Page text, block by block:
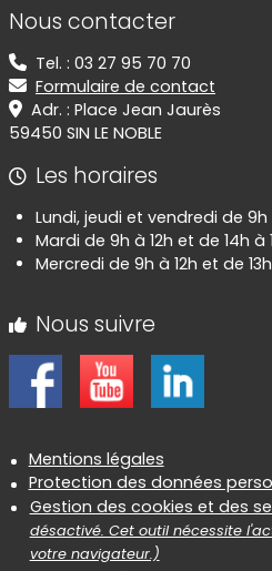
Nous contacter
Tel. : 03 27 95 70 70
Formulaire de contact
Adr. : Place Jean Jaurès
59450 SIN LE NOBLE
Les horaires
Lundi, jeudi et vendredi de 9h
Mardi de 9h à 12h et de 14h à
Mercredi de 9h à 12h et de
Nous suivre
Informations
Mentions légales
Protection des données
Gestion des cookies et des
désactivé. Cet outil nécessite
votre navigateur.)